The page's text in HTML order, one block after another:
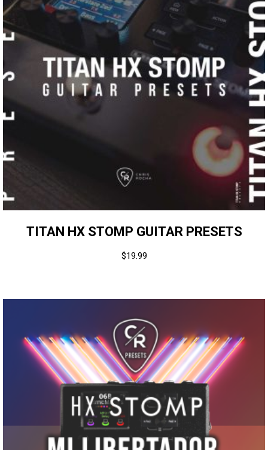
TITAN HX STOMP GUITAR PRESETS
$19.99